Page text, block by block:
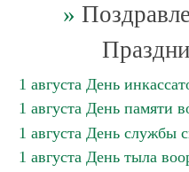
»
1 августа День
1 августа День памяти
1 августа День службы
1 августа День тыла